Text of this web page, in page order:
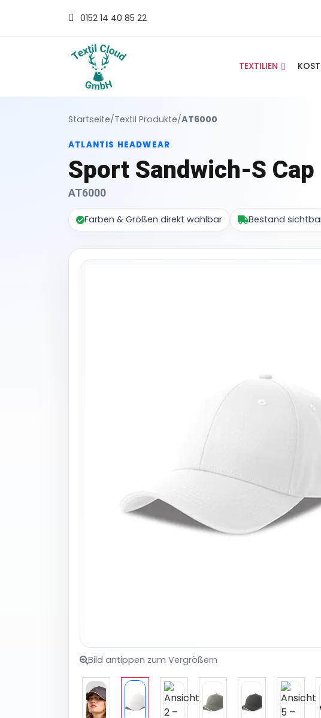
0152 14 40 85 22
TEXTILIEN
Startseite/Textil Produkte/AT6000
ATLANTIS HEADWEAR
Sport Sandwich-S Cap
AT6000
Farben & Größen direkt wählbar Bestand
Bild antippen zum Vergrößern